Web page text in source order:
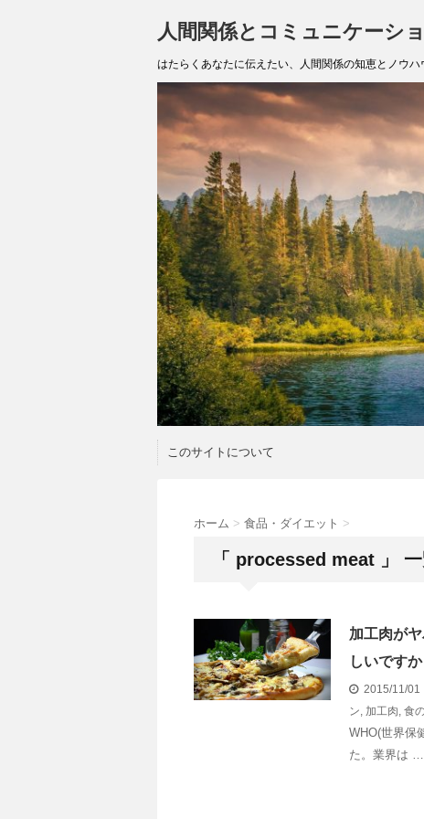
人間関係とコミュニケーシ
はたらくあなたに伝えたい、人間関係の知恵とノウハ
このサイトについて
ホーム > 食品・ダイエット >
「 processed meat 」
加工肉が
しいですか
2015/11/01
ン, 加工肉, 食
WHO(世界保
た。業界は …